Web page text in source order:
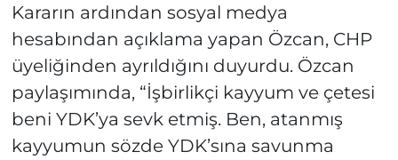
Kararın ardından sosyal medya
hesabından açıklama yapan Özcan, CHP
üyeliğinden ayrıldığını duyurdu. Özcan
paylaşımında, “İşbirlikçi kayyum ve çetesi
beni YDK’ya sevk etmiş. Ben, atanmış
kayyumun sözde YDK’sına savunma